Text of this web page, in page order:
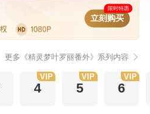
限时特惠
立刻购买
更多《精灵梦叶罗丽番外》系列内容
4
VIP
5
VIP
6
VIP